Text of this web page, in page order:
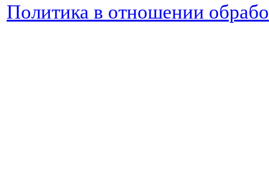
Политика в отношении